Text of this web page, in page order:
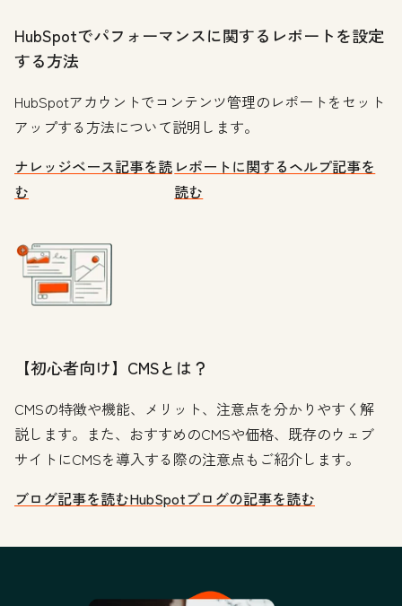
HubSpotでパフォーマンスに関するレポートを設定
する方法
HubSpotアカウントでコンテンツ管理のレポートをセット
アップする方法について説明します。
ナレッジベース記事を読
む
レポートに関するヘルプ記事を
読む
【初心者向け】CMSとは？
CMSの特徴や機能、メリット、注意点を分かりやすく解
説します。また、おすすめのCMSや価格、既存のウェブ
サイトにCMSを導入する際の注意点もご紹介します。
ブログ記事を読むHubSpotブログの記事を読む